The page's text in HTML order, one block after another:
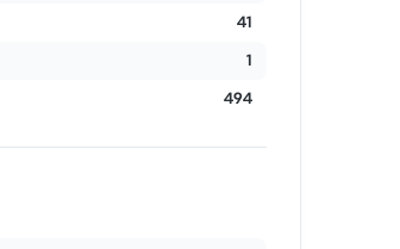
41
1
494